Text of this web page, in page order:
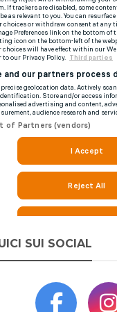
SUI SOCIAL